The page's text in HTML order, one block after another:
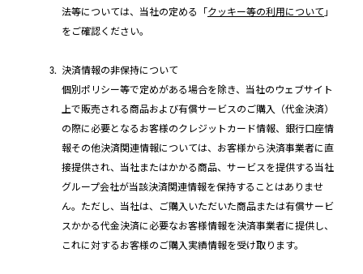
法等については、当社の定める「クッキー等の利用について 」
をご確認ください。
決済情報の非保持について
個別ポリシー等で定めがある場合を除き、当社のウェブサイト
上で販売される商品および有償サービスのご購入（代金決済）
の際に必要となるお客様のクレジットカード情報、銀行口座情
報その他決済関連情報については、お客様から決済事業者に直
接提供され、当社またはかかる商品、サービスを提供する当社
グループ会社が当該決済関連情報を保持することはありませ
ん。ただし、当社は、ご購入いただいた商品または有償サービ
スかかる代金決済に必要なお客様情報を決済事業者に提供し、
これに対するお客様のご購入実績情報を受け取ります。